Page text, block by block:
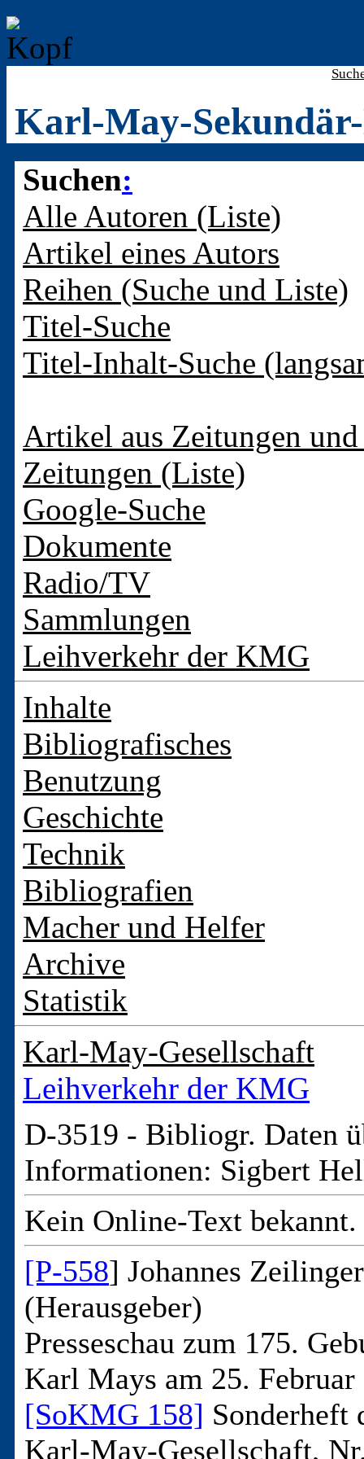
Karl-May-
Suchen:
Alle Autoren (Liste)
Artikel eines Autors
Reihen (Suche und Liste)
Titel-Suche
Titel-Inhalt-Suche
Artikel aus Zeitungen
Zeitungen (Liste)
Google-Suche
Dokumente
Radio/TV
Sammlungen
Leihverkehr der KMG
Inhalte
Bibliografisches
Benutzung
Geschichte
Technik
Bibliografien
Macher und Helfer
Archive
Statistik
Karl-May-Gesellschaft
Leihverkehr der KMG
D-3519 - Bibliogr. Daten
Informationen: Sigbert
Kein Online-Text bekannt.
[P-558] Johannes Zeilinger
(Herausgeber)
Presseschau zum 175.
Karl Mays am 25. Februar
[SoKMG 158] Sonderheft
Karl-May-Gesellschaft,